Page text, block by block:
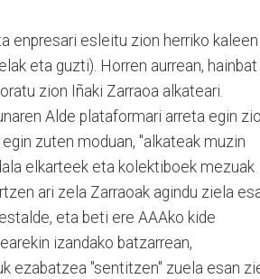
enpresari esleitu zion herriko kaleen
eta guzti). Horren aurrean, hainbat
zion Iñaki Zarraoa alkateari.
Alde plataformari arreta egin
zuten moduan, "alkateak muzin
elkarteek eta kolektiboek mezuak
ari zela Zarraoak agindu ziela
eta beti ere AAAko kide
izandako batzarrean,
ezabatzea "sentitzen" zuela esan